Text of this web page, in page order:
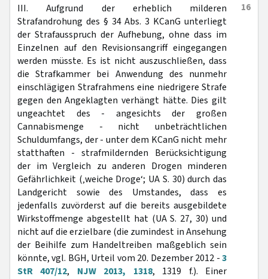
16
III. Aufgrund der erheblich milderen
Strafandrohung des § 34 Abs. 3 KCanG unterliegt
der Strafausspruch der Aufhebung, ohne dass im
Einzelnen auf den Revisionsangriff eingegangen
werden müsste. Es ist nicht auszuschließen, dass
die Strafkammer bei Anwendung des nunmehr
einschlägigen Strafrahmens eine niedrigere Strafe
gegen den Angeklagten verhängt hätte. Dies gilt
ungeachtet des - angesichts der großen
Cannabismenge - nicht unbeträchtlichen
Schuldumfangs, der - unter dem KCanG nicht mehr
statthaften - strafmildernden Berücksichtigung
der im Vergleich zu anderen Drogen minderen
Gefährlichkeit (‚weiche Droge‘; UA S. 30) durch das
Landgericht sowie des Umstandes, dass es
jedenfalls zuvörderst auf die bereits ausgebildete
Wirkstoffmenge abgestellt hat (UA S. 27, 30) und
nicht auf die erzielbare (die zumindest in Ansehung
der Beihilfe zum Handeltreiben maßgeblich sein
könnte, vgl. BGH, Urteil vom 20. Dezember 2012 -3
StR 407/12, NJW 2013, 1318, 1319 f.). Einer